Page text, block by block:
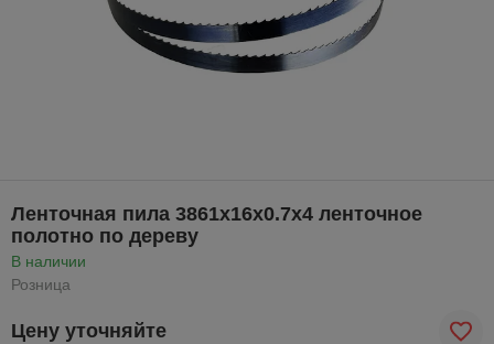
Ленточная пила 3861х16х0.7х4 ленточное
полотно по дереву
В наличии
Розница
Цену уточняйте